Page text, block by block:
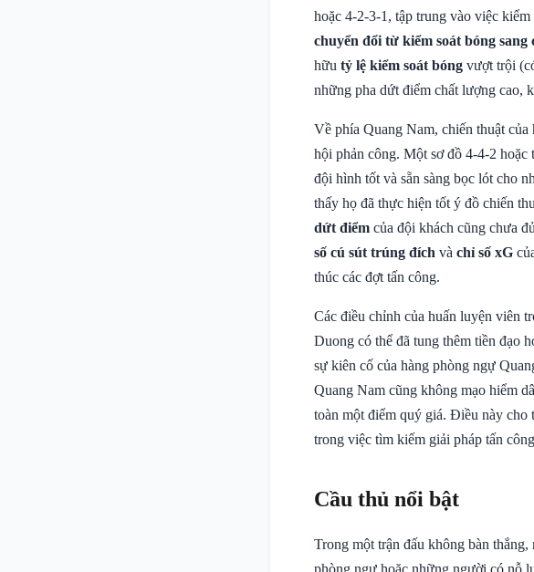
hoặc 4-2-3-1, tập trung vào việc
chuyển đổi từ kiểm soát bóng sang
hữu tỷ lệ kiểm soát bóng vượt trội
những pha dứt điểm chất lượng cao,
Về phía Quang Nam, chiến thuật
hội phản công. Một sơ đồ 4-4-2
đội hình tốt và sẵn sàng bọc lót cho
thấy họ đã thực hiện tốt ý đồ chiến
dứt điểm của đội khách cũng chưa
số cú sút trúng đích và chỉ số xG
thúc các đợt tấn công.
Các điều chỉnh của huấn luyện viên
Duong có thể đã tung thêm tiền đạo
sự kiên cố của hàng phòng ngự
Quang Nam cũng không mạo hiểm
toàn một điểm quý giá. Điều này cho
trong việc tìm kiếm giải pháp tấn
Cầu thủ nổi bật
Trong một trận đấu không bàn
phòng ngự hoặc những người có nỗ